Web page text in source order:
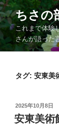
コ
ン
テ
ン
ツ
ちさの
これまで体験
さんが語った
タグ: 安東美
投
稿
日:
2025年10月8日
安東美術